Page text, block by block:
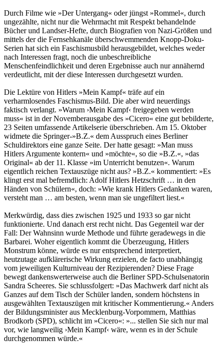
Durch Filme wie »Der Untergang« oder jüngst »Rommel«, durch
ungezählte, nicht nur die Wehrmacht mit Respekt behandelnde
Bücher und Landser-Hefte, durch Biografien von Nazi-Größen und
mittels der die Fernsehkanäle überschwemmenden Knopp-Doku-
Serien hat sich ein Faschismusbild herausgebildet, welches weder
nach Interessen fragt, noch die unbeschreibliche
Menschenfeindlichkeit und deren Ergebnisse auch nur annähernd
verdeutlicht, mit der diese Interessen durchgesetzt wurden.
Die Lektüre von Hitlers »Mein Kampf« träfe auf ein
verharmlosendes Faschismus-Bild. Die aber wird neuerdings
faktisch verlangt. »Warum ›Mein Kampf‹ freigegeben werden
muss« ist in der Novemberausgabe des »Cicero« eine gut bebilderte,
23 Seiten umfassende Artikelserie überschrieben. Am 15. Oktober
widmete die Springer-»B.Z.« dem Ausspruch eines Berliner
Schuldirektors eine ganze Seite. Der hatte gesagt: »Man muss
Hitlers Argumente kontern« und »möchte«, so die »B.Z.«, »das
Original« ab der 11. Klasse »im Unterricht benutzen«. Warum
eigentlich reichen Textauszüge nicht aus? »B.Z.« kommentiert: »Es
klingt erst mal befremdlich: Adolf Hitlers Hetzschrift … in den
Händen von Schülern«, doch: »Wie krank Hitlers Gedanken waren,
versteht man … am besten, wenn man sie ungefiltert liest.«
Merkwürdig, dass dies zwischen 1925 und 1933 so gar nicht
funktionierte. Und danach erst recht nicht. Das Gegenteil war der
Fall: Der Wahnsinn wurde Methode und führte geradewegs in die
Barbarei. Woher eigentlich kommt die Überzeugung, Hitlers
Monstrum könne, würde es nur entsprechend interpretiert,
heutzutage aufklärerische Wirkung erzielen, de facto unabhängig
vom jeweiligen Kulturniveau der Rezipierenden? Diese Frage
bewegt dankenswerterweise auch die Berliner SPD-Schulsenatorin
Sandra Scheeres. Sie schlussfolgert: »Das Machwerk darf nicht als
Ganzes auf dem Tisch der Schüler landen, sondern höchstens in
ausgewählten Textauszügen mit kritischer Kommentierung.« Anders
der Bildungsminister aus Mecklenburg-Vorpommern, Matthias
Brodkorb (SPD), schlicht im »Cicero«: »... stellen Sie sich nur mal
vor, wie langweilig ›Mein Kampf‹ wäre, wenn es in der Schule
durchgenommen würde.«